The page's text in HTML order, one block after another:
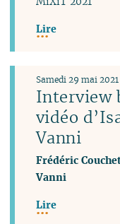
Lire
Interview
vidéo
Vanni
Samedi 29 mai 2021
Frédéric
Vanni
Lire